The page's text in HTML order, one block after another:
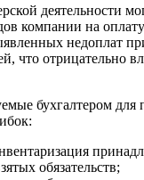
деятельности
компании на
недоплат
что отрицательно
бухгалтером для
обязательств;